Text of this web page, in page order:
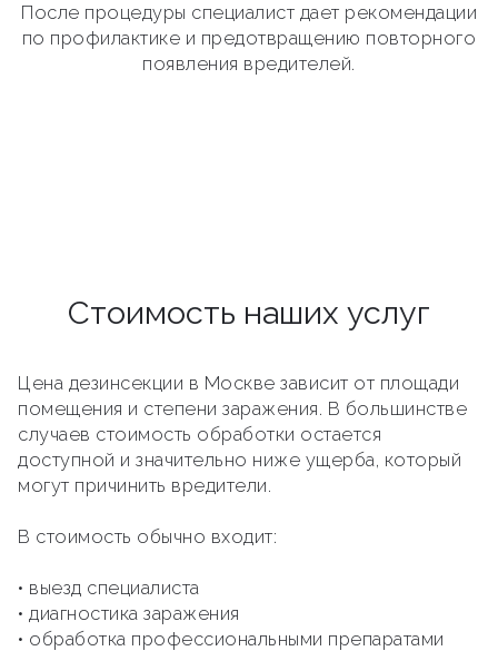
После процедуры специалист дает рекомендации
по профилактике и предотвращению повторного
появления вредителей.
Стоимость наших услуг
Цена дезинсекции в Москве зависит от площади
помещения и степени заражения. В большинстве
случаев стоимость обработки остается
доступной и значительно ниже ущерба, который
могут причинить вредители.
В стоимость обычно входит:
• выезд специалиста
• диагностика заражения
• обработка профессиональными препаратами